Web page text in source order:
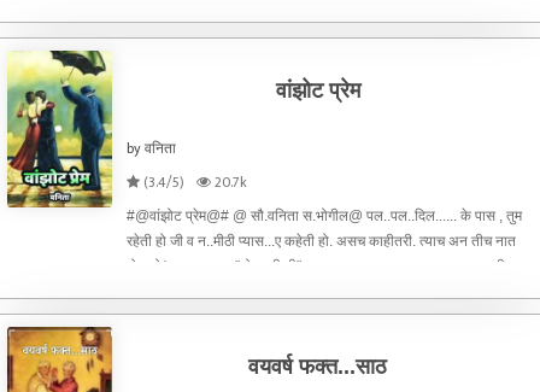
वांझोट प्रेम
by वनिता
(3.4/5)
20.7k
#@वांझोट प्रेम@# @ सौ.वनिता स.भोगील@ पल..पल..दिल...... के पास , तुम
रहेती हो जी व न..मीठी प्यास...ए कहेती हो. असच काहीतरी. त्याच अन तीच नात
होत.तो( आपण त्याना "तो आणी ती"च म्हणुया कारण त्याना एक नाव सध्या तरी
वयवर्ष फक्त...साठ